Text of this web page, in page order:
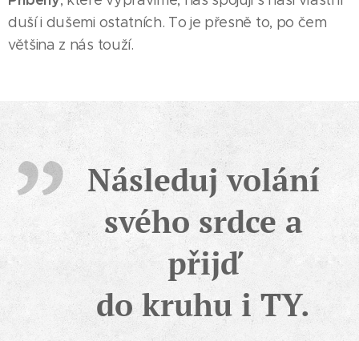
duší i dušemi ostatních. To je přesně to, po čem
většina z nás touží.
Následuj volání
svého srdce a
přijď
do kruhu i TY.